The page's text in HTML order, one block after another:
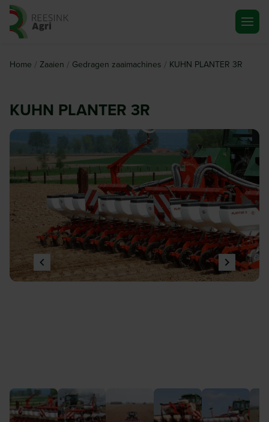
Home / Zaaien / Gedragen zaaimachines / KUHN PLANTER 3R
KUHN PLANTER 3R